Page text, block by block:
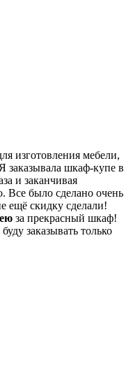
изготовления мебели,
заказывала шкаф-купе в
и заканчивая
Все было сделано очень
ещё скидку сделали!
за прекрасный шкаф!
заказывать только